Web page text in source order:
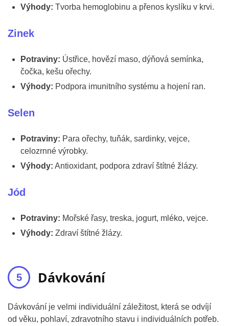
Výhody: Tvorba hemoglobinu a přenos kyslíku v krvi.
Zinek
Potraviny: Ústřice, hovězí maso, dýňová semínka,
čočka, kešu ořechy.
Výhody: Podpora imunitního systému a hojení ran.
Selen
Potraviny: Para ořechy, tuňák, sardinky, vejce,
celozrnné výrobky.
Výhody: Antioxidant, podpora zdraví štítné žlázy.
Jód
Potraviny: Mořské řasy, treska, jogurt, mléko, vejce.
Výhody: Zdraví štítné žlázy.
Dávkování
Dávkování je velmi individuální záležitost, která se odvíjí
od věku, pohlaví, zdravotního stavu i individuálních potřeb.